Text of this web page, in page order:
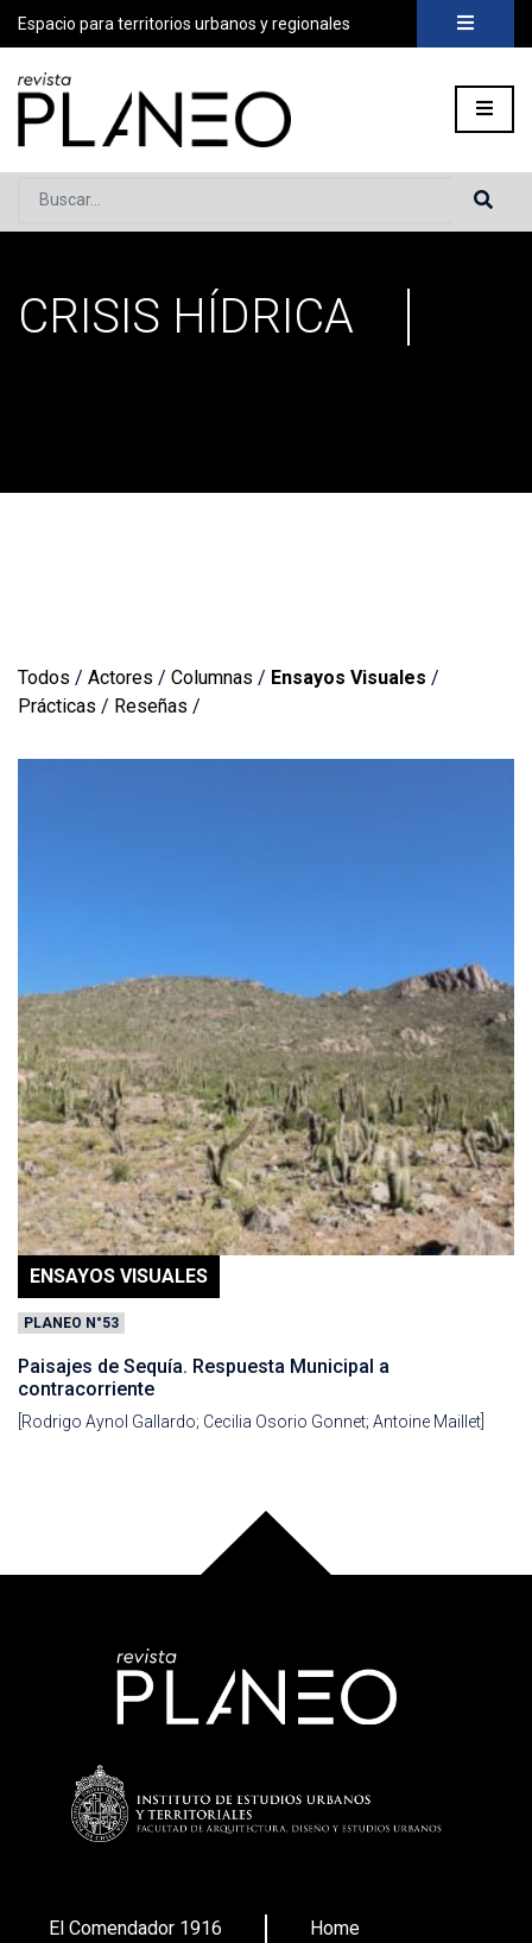
Espacio para territorios urbanos y regionales
Buscar...
Portada »crisis hídrica
CRISIS HÍDRICA
Todos / Actores / Columnas / Ensayos Visuales /
Prácticas / Reseñas /
ENSAYOS VISUALES
PLANEO N°53
Paisajes de Sequía. Respuesta Municipal a
contracorriente
[Rodrigo Aynol Gallardo; Cecilia Osorio Gonnet; Antoine Maillet]
El Comendador 1916
Home